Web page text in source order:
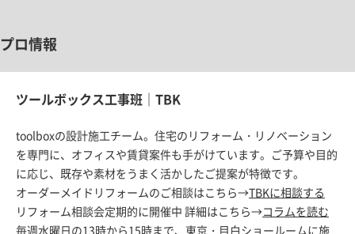
プロ情報
ツールボックス工事班｜TBK
toolboxの設計施工チーム。住宅のリフォーム・リノベーション
を専門に、オフィスや賃貸案件も手がけています。ご予算や目的
に応じ、既存や素材をうまく活かしたご提案が特徴です。
オーダーメイドリフォームのご相談はこちら→TBKに相談する
リフォーム相談会定期的に開催中 詳細はこちら→コラムを読む
毎週水曜日の13時から15時まで、 東京・目白ショールームに施